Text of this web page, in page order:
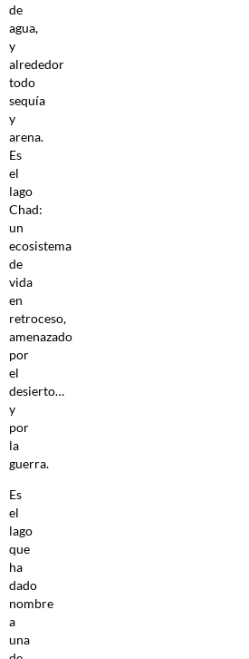
de
agua,
y
alrededor
todo
sequía
y
arena.
Es
el
lago
Chad:
un
ecosistema
de
vida
en
retroceso,
amenazado
por
el
desierto…
y
por
la
guerra.
Es
el
lago
que
ha
dado
nombre
a
una